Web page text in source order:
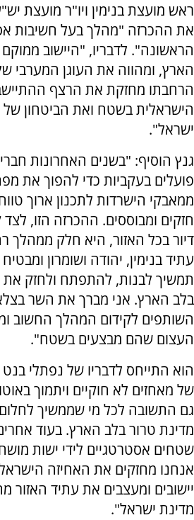
ראש מועצת בנימין ויו"ר מועצת
את ההכרזה "מהלך בעל חשיבות
הראשונה". לדבריו, "היישוב
הארץ, ומהווה את העוגן המערבי
הרחבתו מחזקת את הרצף
הישראלית בשטח ואת הביטחון של
ישראל".
גנץ הוסיף: "בשנים האחרונות
פועלים בעקביות כדי להפוך את
ממאבקי הישרדות לתכנון ארוך
חזקים ומבוססים. ההכרזה הזו, לצד
דיור בכל האזור, היא חלק
עתיד בנימין, יהודה ושומרון
תמשיך לבנות, להתפתח ולחזק את
בלב הארץ. אני מברך את השר
השותפים לקידום המהלך החשוב
העצום שהם מבצעים בשטח".
הוא התייחס לדבריו של נפתלי בנט
של מאחזים לא חוקיים ויתמוך
גם התשובה לכל מי שממשיך
מדינת טרור בלב הארץ. בעוד
שטחים אסטרטגיים לידי ישות
אנחנו מחזקים את האחיזה
יישובים ומעצבים את עתיד האזור
מדינת ישראל".